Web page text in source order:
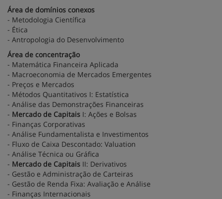
Área de domínios conexos
- Metodologia Científica
- Ética
- Antropologia do Desenvolvimento
Área de concentração
- Matemática Financeira Aplicada
- Macroeconomia de Mercados Emergentes
- Preços e Mercados
- Métodos Quantitativos I: Estatística
- Análise das Demonstrações Financeiras
- Mercado de Capitais I: Ações e Bolsas
- Finanças Corporativas
- Análise Fundamentalista e Investimentos
- Fluxo de Caixa Descontado: Valuation
- Análise Técnica ou Gráfica
- Mercado de Capitais II: Derivativos
- Gestão e Administração de Carteiras
- Gestão de Renda Fixa: Avaliação e Análise
- Finanças Internacionais